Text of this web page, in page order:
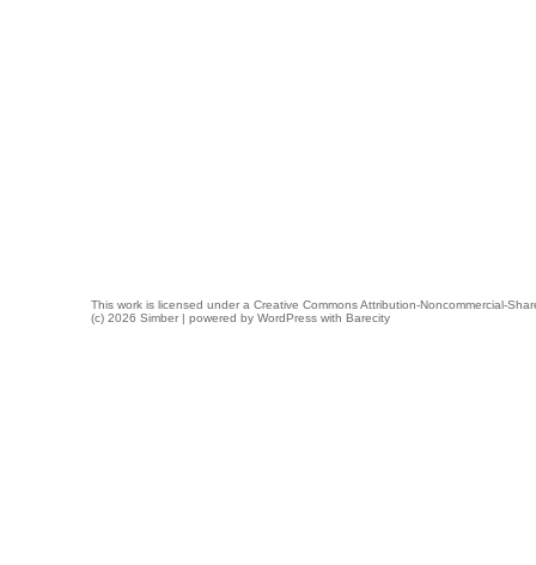
This work is licensed under a Creative Commons Attribution-Noncommercial-
(c) 2026 Simber | powered by WordPress with Barecity